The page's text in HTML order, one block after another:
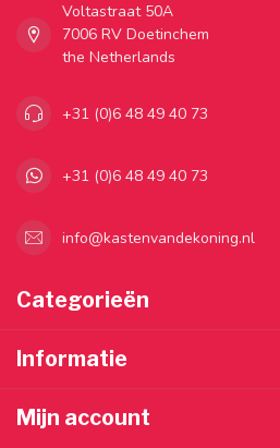
Voltastraat 50A
7006 RV Doetinchem
the Netherlands
+31 (0)6 48 49 40 73
+31 (0)6 48 49 40 73
info@kastenvandekoning.nl
Categorieën
Informatie
Mijn account